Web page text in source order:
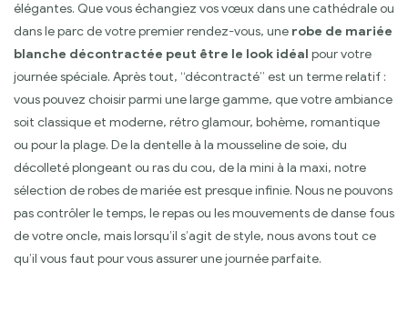
élégantes. Que vous échangiez vos vœux dans une cathédrale ou
dans le parc de votre premier rendez-vous, une robe de mariée
blanche décontractée peut être le look idéal pour votre
journée spéciale. Après tout, “décontracté” est un terme relatif :
vous pouvez choisir parmi une large gamme, que votre ambiance
soit classique et moderne, rétro glamour, bohème, romantique
ou pour la plage. De la dentelle à la mousseline de soie, du
décolleté plongeant ou ras du cou, de la mini à la maxi, notre
sélection de robes de mariée est presque infinie. Nous ne pouvons
pas contrôler le temps, le repas ou les mouvements de danse fous
de votre oncle, mais lorsqu’il s’agit de style, nous avons tout ce
qu’il vous faut pour vous assurer une journée parfaite.